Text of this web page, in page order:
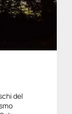
del